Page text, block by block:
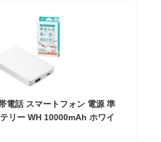
電話 スマートフォン 電源 準
リー WH 10000mAh ホワイ